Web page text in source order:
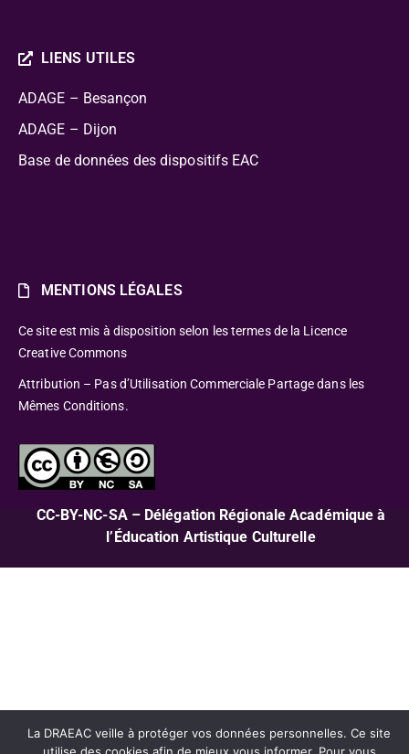
LIENS UTILES
ADAGE – Besançon
ADAGE – Dijon
Base de données des dispositifs EAC
MENTIONS LÉGALES
Ce site est mis à disposition selon les termes de la Licence
Creative Commons
Attribution – Pas d’Utilisation Commerciale Partage dans les
Mêmes Conditions.
CC-BY-NC-SA – Délégation Régionale Académique à
l’Éducation Artistique Culturelle
La DRAEAC veille à protéger vos données personnelles. Ce site